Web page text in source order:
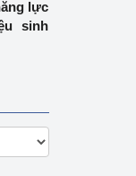
lực
sinh